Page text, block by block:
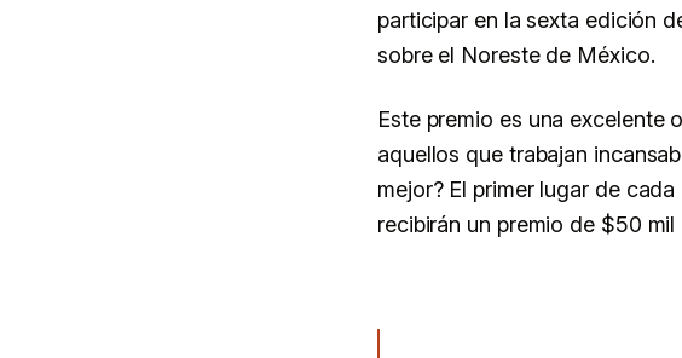
participar en la sexta edición
sobre el Noreste de México.
Este premio es una
aquellos que trabajan
mejor? El primer lugar de
recibirán un premio de $50 mil